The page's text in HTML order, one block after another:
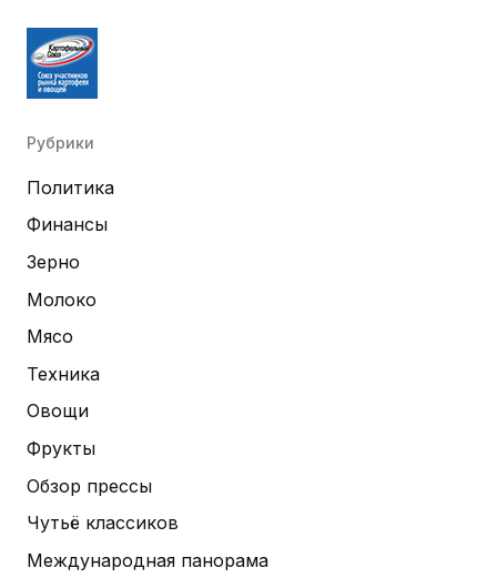
Рубрики
Политика
Финансы
Зерно
Молоко
Мясо
Техника
Овощи
Фрукты
Обзор прессы
Чутьё классиков
Международная панорама